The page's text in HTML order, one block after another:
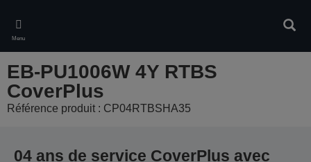
main
content
Menu
EB-PU1006W 4Y RTBS
CoverPlus
Référence produit : CP04RTBSHA35
04 ans de service CoverPlus avec